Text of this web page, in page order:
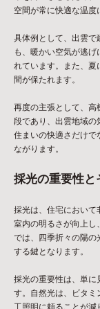
空間が常に快適な温度
具体例として、出雲で
も、暖かい空気が逃
れています。また、夏
間が保たれます。
再度の主張として、高
段であり、出雲地域の
住まいの快適さだけで
ながります。
採光の重要性と
採光は、住宅において
室内の明るさが向上し
では、四季折々の陽の
する鍵となります。
採光の重要性は、単に
す。自然光は、ビタミ
工照明に頼ることが